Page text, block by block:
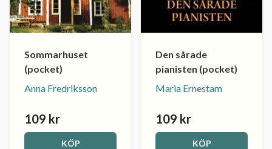
Sommarhuset
(pocket)
Anna Fredriksson
109 kr
KÖP
Den sårade
pianisten (pocket)
Maria Ernestam
109 kr
KÖP